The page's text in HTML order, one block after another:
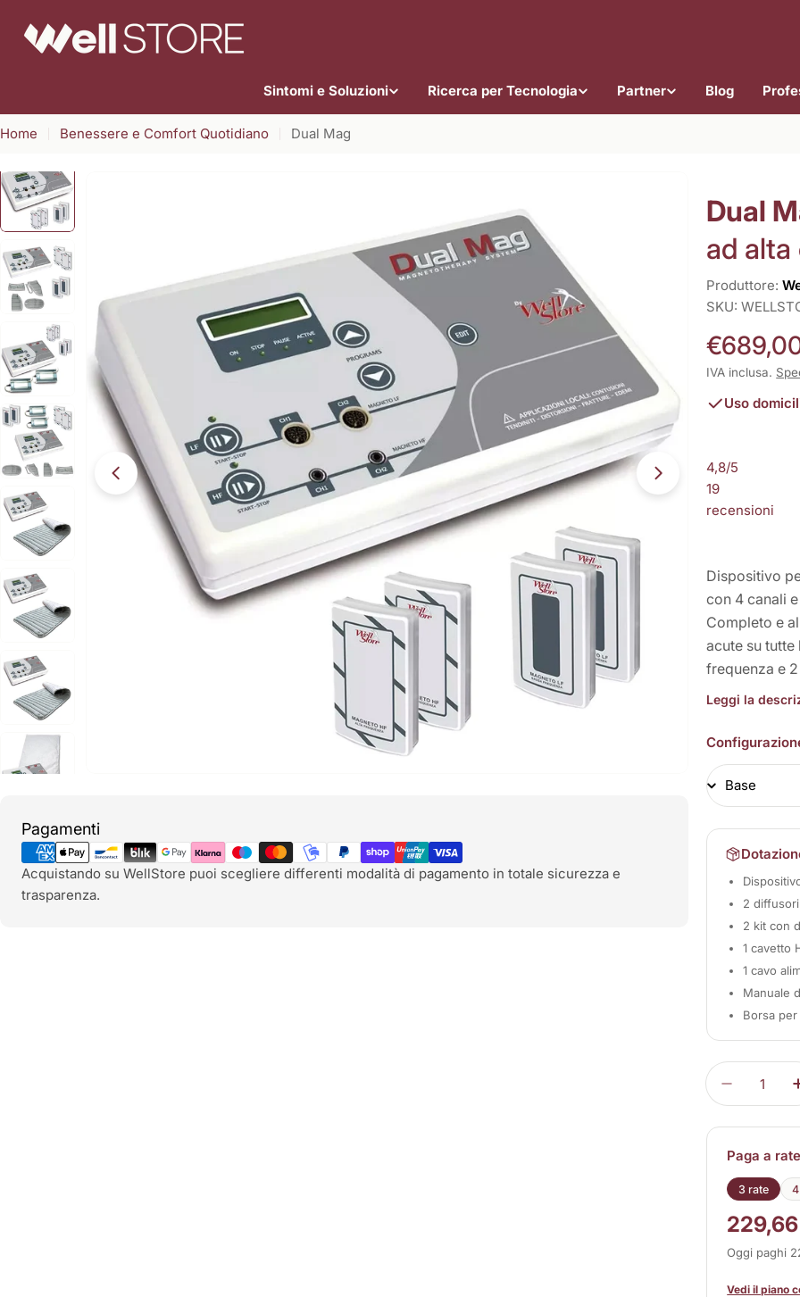
contenuto
Sintomi e Soluzioni Ricerca per Tecnologia Partner Blog
Home Benessere e Comfort Quotidiano Dual Mag
Apri supporto 2 in modalità modale Apri supporto 3
Pagamenti
Metodi
di
pagamento
Acquistando su WellStore puoi scegliere differenti modalità di pagamento in totale sicurezza e
trasparenza.
Dual
ad alta
Produttore:
SKU:
Prezzo
normale
IVA inclusa.
Uso
4,8/5
19
recensioni
Dispositivo
con 4 canali
Completo e
acute su
frequenza e
Leggi la
2
2 kit con
1 cavetto
1 cavo
Manuale
Borsa
Quantità
Paga a
3 rate
Oggi paghi
Vedi il piano